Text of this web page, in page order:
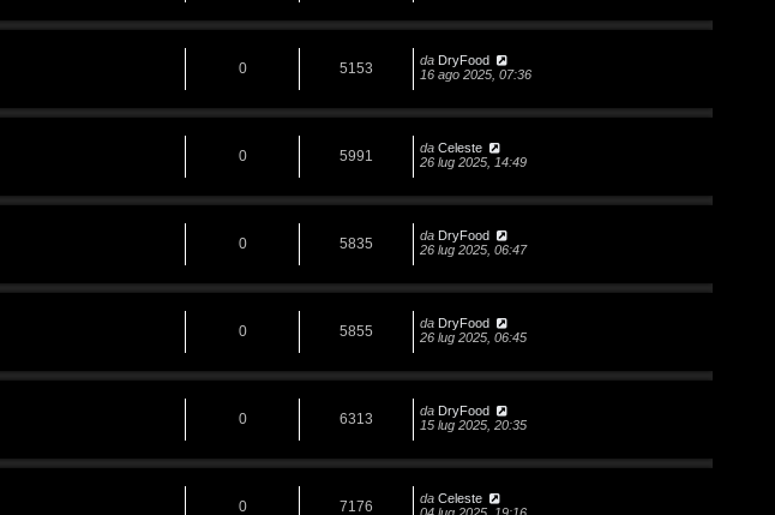
0 5153 da DryFood
16 ago 2025, 07:36
0 5991 da Celeste
26 lug 2025, 14:49
0 5835 da DryFood
26 lug 2025, 06:47
0 5855 da DryFood
26 lug 2025, 06:45
0 6313 da DryFood
15 lug 2025, 20:35
0 7176 da Celeste